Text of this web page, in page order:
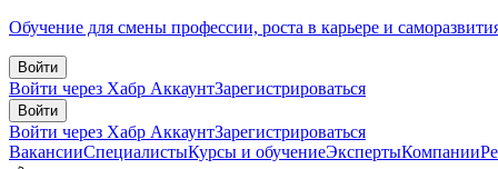
Обучение для смены профессии, роста в карьере и
Войти
Войти через Хабр АккаунтЗарегистрироваться
Войти
Войти через Хабр АккаунтЗарегистрироваться
ВакансииСпециалистыКурсы и обучениеЭкспертыКомпании